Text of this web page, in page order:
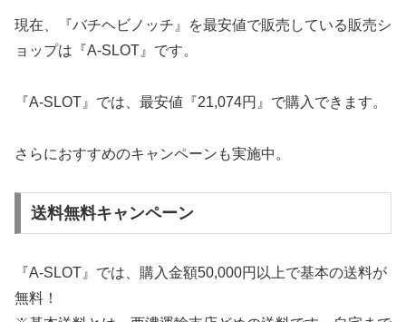
現在、『バチヘビノッチ』を最安値で販売している販売シ
ョップは『A-SLOT』です。
『A-SLOT』では、最安値『21,074円』で購入できます。
さらにおすすめのキャンペーンも実施中。
送料無料キャンペーン
『A-SLOT』では、購入金額50,000円以上で基本の送料が
無料！